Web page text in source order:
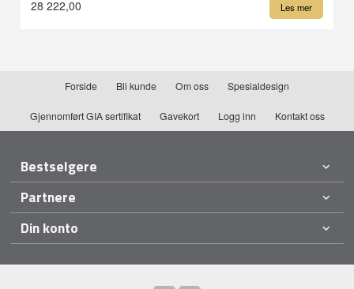
28 222,00 Les mer
Forside Bli kunde Om oss Spesialdesign
Gjennomført GIA sertifikat Gavekort Logg inn Kontakt oss
Bestselgere
Partnere
Din konto